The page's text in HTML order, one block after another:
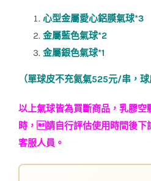
心型金屬愛心鋁膜氣球*3
金屬藍色氣球*2
金屬銀色氣球*1
（單球皮不充氦氣525元/串，
以上氣球皆為買斷商品，乳膠
時，請自行評估使用時間後下
客服人員。